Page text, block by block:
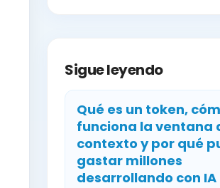
Sigue leyendo
Qué es un token,
funciona la ventana
contexto y por qué
gastar millones
desarrollando con IA